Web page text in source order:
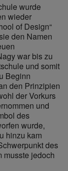
wurde
wieder
of Design“
den Namen
war bis zu
und somit
Beginn
den Prinzipien
der Vorkurs
und
des
wurde,
hinzu kam
des
musste jedoch